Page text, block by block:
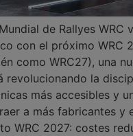
de Rallyes WRC
con el próximo WRC
como WRC27), una
revolucionando la
más accesibles y
a más fabricantes y
WRC 2027: costes